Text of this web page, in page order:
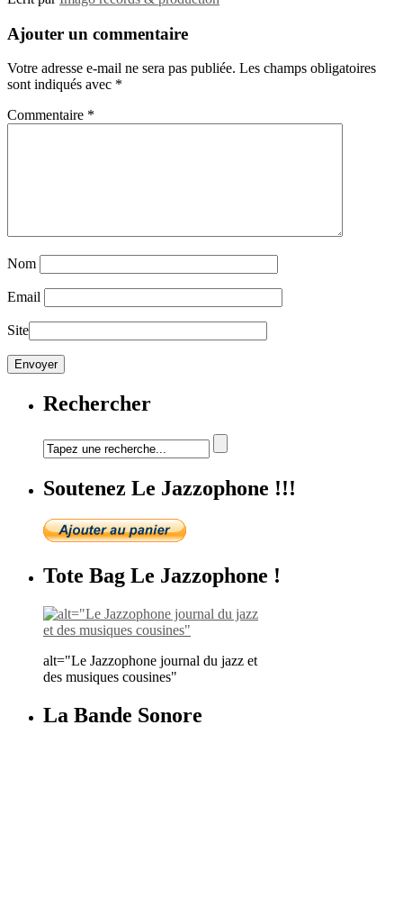
Ajouter un commentaire
Votre adresse e-mail ne sera pas publiée. Les champs obligatoires
sont indiqués avec *
Commentaire *
Nom
Email
Site
Rechercher
Soutenez Le Jazzophone !!!
Tote Bag Le Jazzophone !
alt="Le Jazzophone journal du jazz et
des musiques cousines"
La Bande Sonore